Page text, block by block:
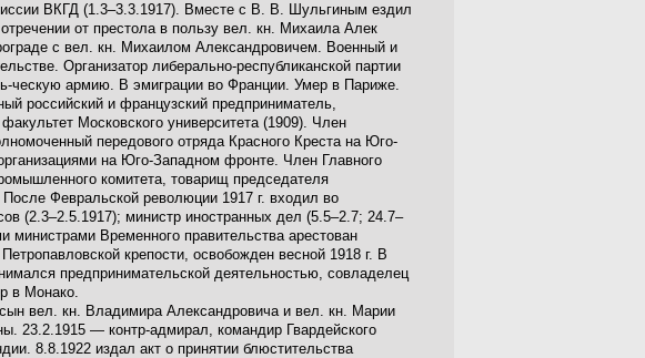
ВКГД (1.3–3.3.1917). Вместе с В. В. Шульгиным ездил
от престола в пользу вел. кн. Михаила Алек
с вел. кн. Михаилом Александровичем. Военный и
Организатор либерально-республиканской партии
ческую армию. В эмиграции во Франции. Умер в Париже.
российский и французский предприниматель,
Московского университета (1909). Член
передового отряда Красного Креста на Юго-
на Юго-Западном фронте. Член Главного
комитета, товарищ председателя
Февральской революции 1917 г. входил во
(2.3–2.5.1917); министр иностранных дел (5.5–2.7; 24.7–
министрами Временного правительства арестован
крепости, освобожден весной 1918 г. В
предпринимательской деятельностью, совладелец
в Монако.
вел. кн. Владимира Александровича и вел. кн. Марии
23.2.1915 — контр-адмирал, командир Гвардейского
8.8.1922 издал акт о принятии блюстительства